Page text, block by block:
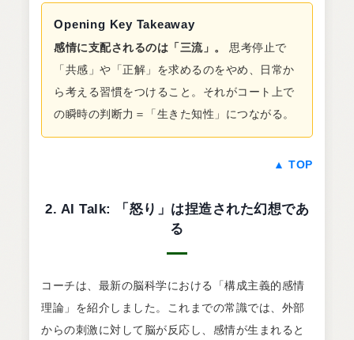
Opening Key Takeaway
感情に支配されるのは「三流」。
思考停止で
「共感」や「正解」を求めるのをやめ、日常か
ら考える習慣をつけること。それがコート上で
の瞬時の判断力＝「生きた知性」につながる。
▲ TOP
2. AI Talk: 「怒り」は捏造された幻想であ
る
コーチは、最新の脳科学における「構成主義的感情
理論」を紹介しました。これまでの常識では、外部
からの刺激に対して脳が反応し、感情が生まれると